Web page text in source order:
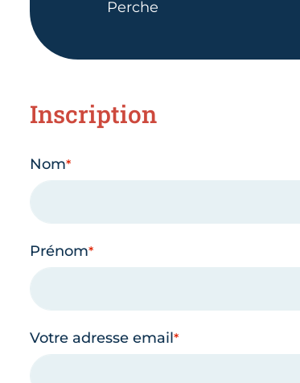
Perche
Inscription
Nom
Prénom
Votre adresse email